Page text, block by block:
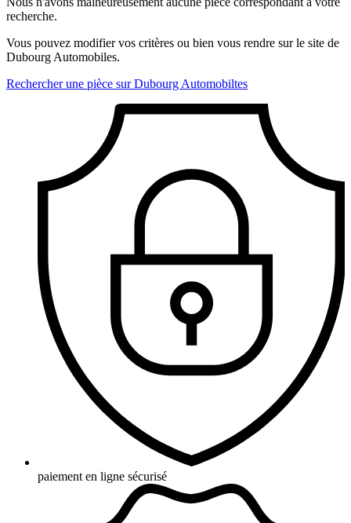
recherche.
Vous pouvez modifier vos critères ou bien vous rendre sur le site de
Dubourg Automobiles.
Rechercher une pièce sur Dubourg Automobiltes
paiement en ligne sécurisé